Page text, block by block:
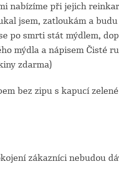
nabízíme při jejich
jsem, zatloukám a
po smrti stát mýdlem,
mýdla a nápisem Čisté
zdarma)
bez zipu s kapucí
zákazníci nebudou